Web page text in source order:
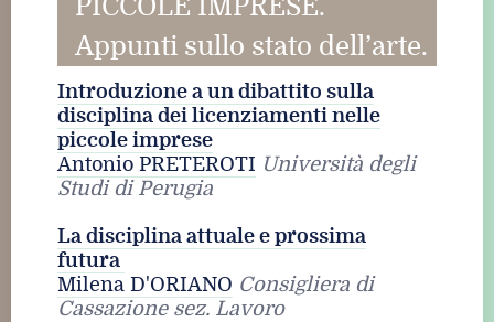
PICCOLE IMPRESE.
Appunti sullo stato dell’arte.
Introduzione a un dibattito sulla
disciplina dei licenziamenti nelle
piccole imprese
Antonio PRETEROTI Università degli
Studi di Perugia
La disciplina attuale e prossima
futura
Milena D'ORIANO Consigliera di
Cassazione sez. Lavoro